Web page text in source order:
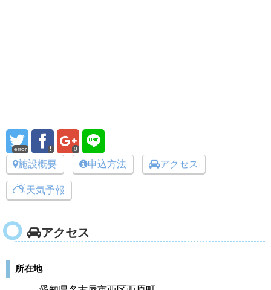
error 0
施設概要 申込方法 アクセス
天気予報
アクセス
所在地